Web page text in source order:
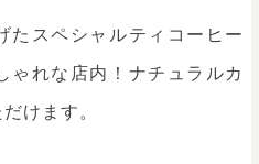
たスペシャルティコーヒー
ゃれな店内！ナチュラルカ
けます。